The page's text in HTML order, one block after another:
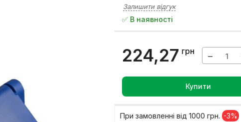
Залишити відгук
✅ В наявності
224,27 грн −
Купити
При замовленні вiд 1000 грн. -3%